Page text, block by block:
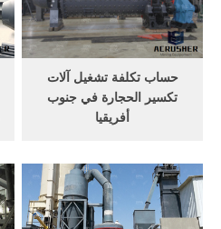
الرمان بعد سنتين أو ثلاث،
وتصبح شجرة ...
حساب تكلفة تشغيل آلات
تكسير الحجارة في جنوب
أفريقيا
تكسير كيفية حساب تكلفة
تشغيل. ... آلة تصنيع الطوب,
العالية آلة طحن . كيفية حساب